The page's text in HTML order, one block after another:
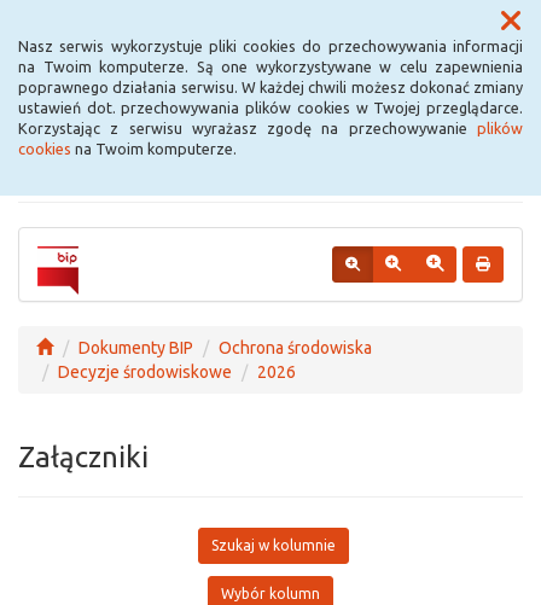
Nasz serwis wykorzystuje pliki cookies do przechowywania informacji
na Twoim komputerze. Są one wykorzystywane w celu zapewnienia
poprawnego działania serwisu. W każdej chwili możesz dokonać zmiany
ustawień dot. przechowywania plików cookies w Twojej przeglądarce.
Korzystając z serwisu wyrażasz zgodę na przechowywanie plików
cookies na Twoim komputerze.
Menu
Urząd Miejski w
Krośniewicach
Dokumenty BIP
Ochrona środowiska
Decyzje środowiskowe
2026
Załączniki
Szukaj w kolumnie
Wybór kolumn